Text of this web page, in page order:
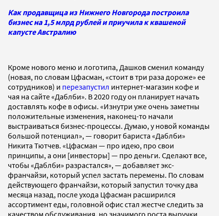
Как продавщица из Нижнего Новгорода построила
бизнес на 1,5 млрд рублей и приучила к квашеной
капусте Австралию
Кроме нового меню и логотипа, Дашков сменил команду
(новая, по словам Цфасман, «стоит в три раза дороже» ее
сотрудников) и перезапустил интернет-магазин кофе и
чая на сайте «Даблби». В 2020 году он планирует начать
доставлять кофе в офисы. «Изнутри уже очень заметны
положительные изменения, наконец-то начали
выстраиваться бизнес-процессы. Думаю, у новой команды
большой потенциал», — говорит бариста «Даблби»
Никита Тютчев. «Цфасман — про идею, про свои
принципы, а они [инвесторы] — про деньги. Сделают все,
чтобы «Даблби» разрастался», — добавляет экс-
франчайзи, который успел застать перемены. По словам
действующего франчайзи, который запустил точку два
месяца назад, после ухода Цфасман расширился
ассортимент еды, головной офис стал жестче следить за
качеством обслуживания, но значимого роста выручки